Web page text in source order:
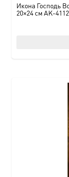
Икона Господь
20×24 см AK-4112